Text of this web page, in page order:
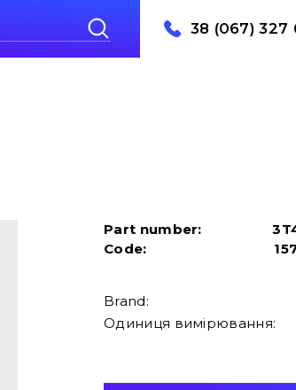
38 (067) 327
Part number:
Code:
Brand:
Одиниця вимірювання: